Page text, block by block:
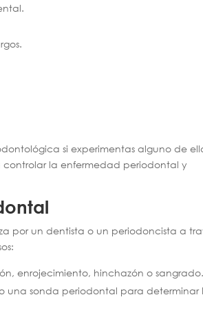
si experimentas alguno de
la enfermedad periodontal y
por un dentista o un periodoncista a
enrojecimiento, hinchazón o sangrado.
una sonda periodontal para determinar